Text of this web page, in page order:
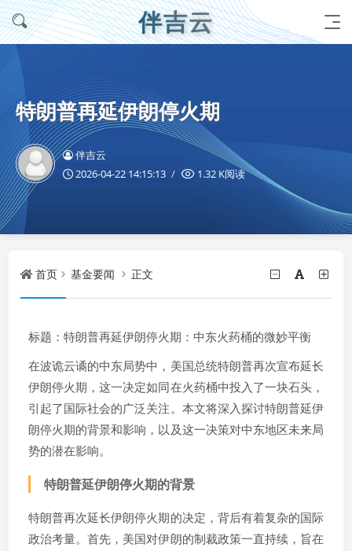
伴吉云
特朗普再延伊朗停火期
伴吉云
2026-04-22 14:15:13
1.32 K阅读
首页 基金要闻 正文
标题：特朗普再延伊朗停火期：中东火药桶的微妙平衡
在波诡云谲的中东局势中，美国总统特朗普再次宣布延长
伊朗停火期，这一决定如同在火药桶中投入了一块石头，
引起了国际社会的广泛关注。本文将深入探讨特朗普延伊
朗停火期的背景和影响，以及这一决策对中东地区未来局
势的潜在影响。
特朗普延伊朗停火期的背景
特朗普再次延长伊朗停火期的决定，背后有着复杂的国际
政治考量。首先，美国对伊朗的制裁政策一直持续，旨在